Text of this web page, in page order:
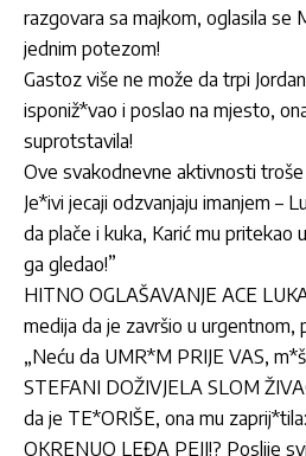
razgovara sa majkom, oglasila se
jednim potezom!
Gastoz više ne može da trpi
isponiž*vao i poslao na mjesto,
suprotstavila!
Ove svakodnevne aktivnosti troše
Je*ivi jecaji odzvanjaju imanjem –
da plače i kuka, Karić mu pritekao
ga gledao!”
HITNO OGLAŠAVANJE ACE
medija da je završio u urgentnom,
„Neću da UMR*M PRIJE VAS,
STEFANI DOŽIVJELA SLOM
da je TE*ORIŠE, ona mu
OKRENUO LEĐA PEJI!? Poslije